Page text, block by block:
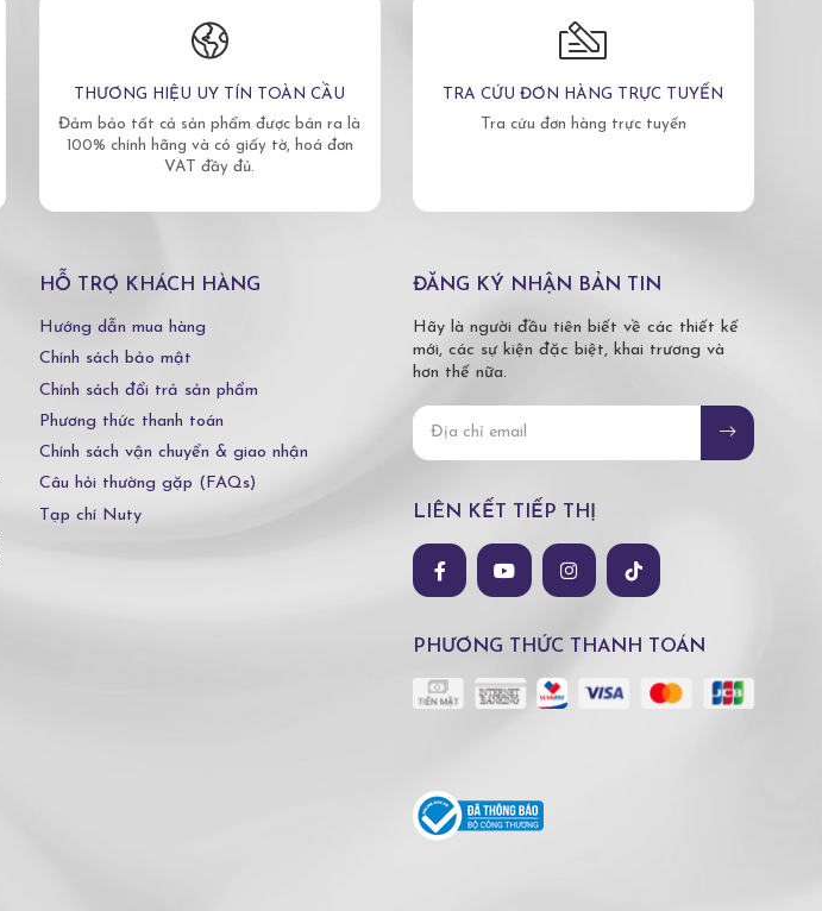
THƯƠNG HIỆU UY TÍN TOÀN CẦU
Đảm bảo tất cả sản phẩm được bán ra là
100% chính hãng và có giấy tờ, hoá đơn
VAT đầy đủ.
TRA CỨU ĐƠN HÀNG TRỰC TUYẾN
Tra cứu đơn hàng trực tuyến
HỖ TRỢ KHÁCH HÀNG
Hướng dẫn mua hàng
Chính sách bảo mật
Chính sách đổi trả sản phẩm
Phương thức thanh toán
Chính sách vận chuyển & giao nhận
Câu hỏi thường gặp (FAQs)
Tạp chí Nuty
ĐĂNG KÝ NHẬN BẢN TIN
Hãy là người đầu tiên biết về các thiết kế
mới, các sự kiện đặc biệt, khai trương và
hơn thế nữa.
LIÊN KẾT TIẾP THỊ
PHƯƠNG THỨC THANH TOÁN